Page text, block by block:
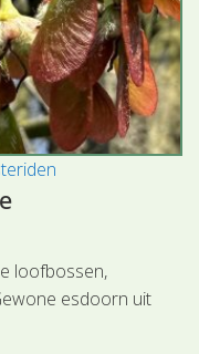
loofbossen,
esdoorn uit